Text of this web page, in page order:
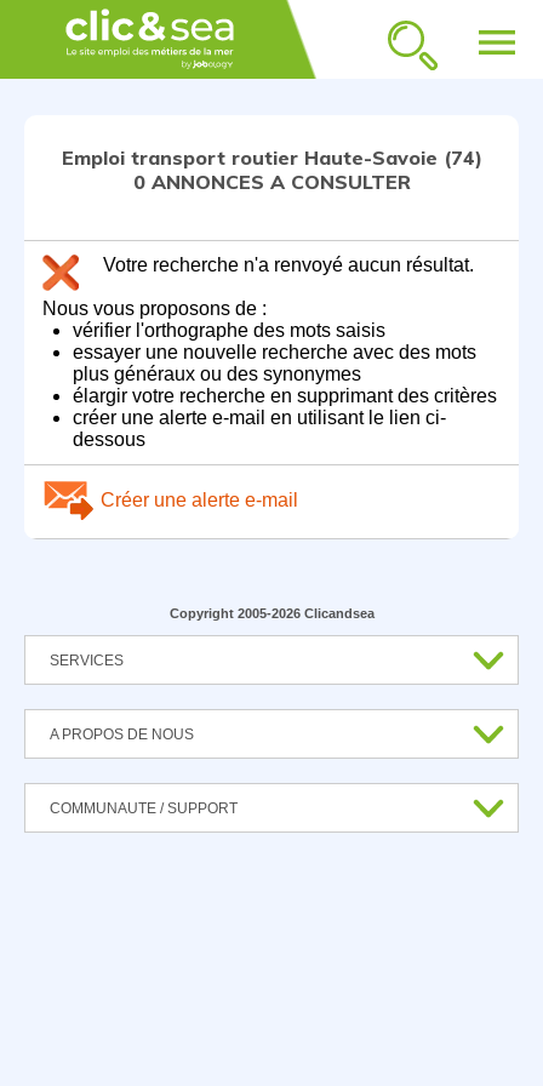
menu
Emploi transport routier Haute-Savoie (74)
0 ANNONCES A CONSULTER
Votre recherche n'a renvoyé aucun résultat.
Nous vous proposons de :
vérifier l'orthographe des mots saisis
essayer une nouvelle recherche avec des mots
plus généraux ou des synonymes
élargir votre recherche en supprimant des critères
créer une alerte e-mail en utilisant le lien ci-
dessous
Créer une alerte e-mail
Copyright 2005-2026 Clicandsea
SERVICES
A PROPOS DE NOUS
COMMUNAUTE / SUPPORT